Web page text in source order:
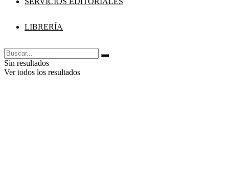
LIBRERÍA
Sin resultados
Ver todos los resultados